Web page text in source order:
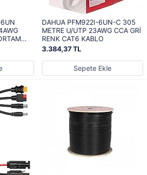
CAT6
DAHUA PFM922I-6UN-C 305
METRE U/UTP 23AWG CCA GRİ
RENK CAT6 KABLO
3.384,37 TL
Sepete Ekle